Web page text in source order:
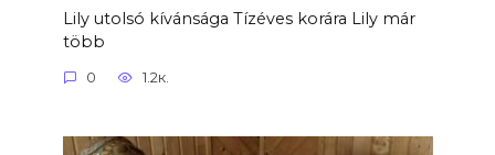
Lily utolsó kívánsága Tízéves korára Lily már
több
0 1.2к.